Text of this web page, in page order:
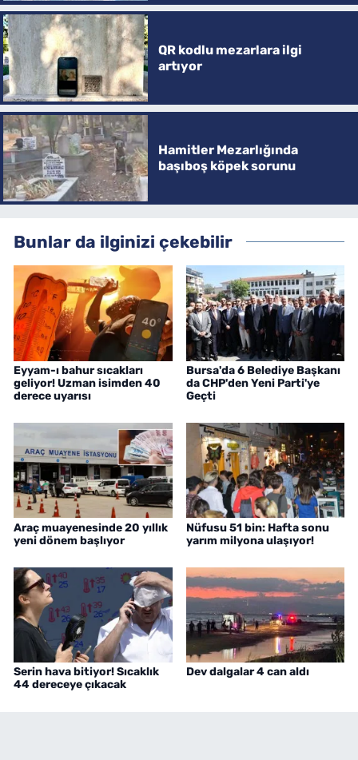
QR kodlu mezarlara ilgi
artıyor
Hamitler Mezarlığında
başıboş köpek sorunu
Bunlar da ilginizi çekebilir
Eyyam-ı bahur sıcakları
geliyor! Uzman isimden 40
derece uyarısı
Bursa'da 6 Belediye Başkanı
da CHP'den Yeni Parti'ye
Geçti
Araç muayenesinde 20 yıllık
yeni dönem başlıyor
Nüfusu 51 bin: Hafta sonu
yarım milyona ulaşıyor!
Serin hava bitiyor! Sıcaklık
44 dereceye çıkacak
Dev dalgalar 4 can aldı